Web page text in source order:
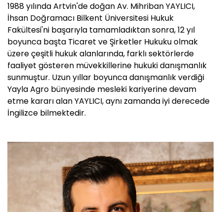
1988 yılında Artvin'de doğan Av. Mihriban YAYLICI,
İhsan Doğramacı Bilkent Üniversitesi Hukuk
Fakültesi'ni başarıyla tamamladıktan sonra, 12 yıl
boyunca başta Ticaret ve Şirketler Hukuku olmak
üzere çeşitli hukuk alanlarında, farklı sektörlerde
faaliyet gösteren müvekkillerine hukuki danışmanlık
sunmuştur. Uzun yıllar boyunca danışmanlık verdiği
Yayla Agro bünyesinde mesleki kariyerine devam
etme kararı alan YAYLICI, aynı zamanda iyi derecede
İngilizce bilmektedir.